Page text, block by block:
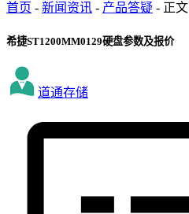
首页 - 新闻资讯 - 产品答疑 - 正文
希捷ST1200MM0129硬盘参数及报价
道通存储